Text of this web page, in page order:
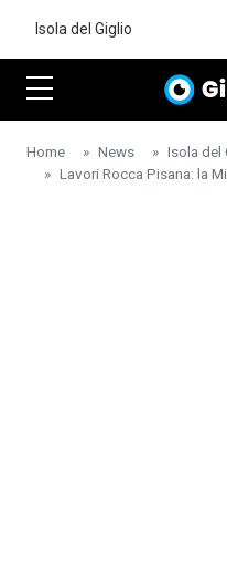
Isola del Giglio
Home News Isola del
Lavori Rocca Pisana: la